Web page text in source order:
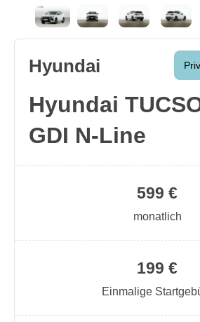
Hyundai
Hyundai
GDI N-Line
199 €
Einmalige
599 €
monatlich